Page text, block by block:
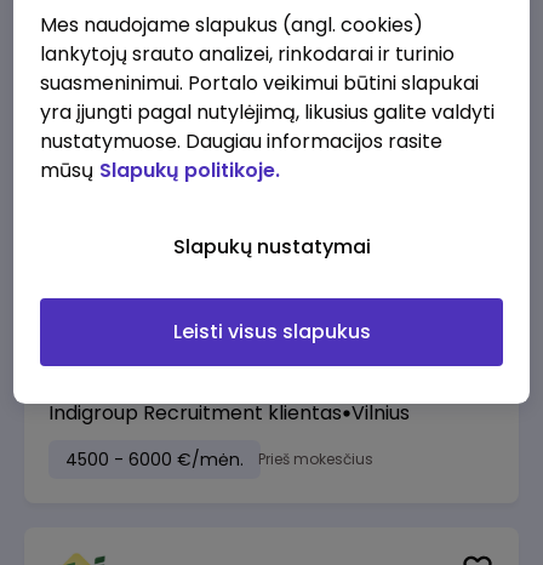
prieš 2 val.
Pardavėjas (-a) Klaipėdoje (Tilžės g.)
Lidl Lietuva, UAB Klaipėda
Indigroup Recruitment klientas Vilnius
4500 - 6000 €/mėn. Prieš mokesčius
Mes naudojame slapukus (angl. cookies)
lankytojų srauto analizei, rinkodarai ir turinio
suasmeninimui. Portalo veikimui būtini slapukai
yra įjungti pagal nutylėjimą, likusius galite valdyti
nustatymuose. Daugiau informacijos rasite
mūsų Slapukų politikoje.
Slapukų nustatymai
Leisti visus slapukus